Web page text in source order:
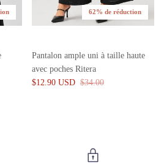
62% de réduction
Pantalon ample uni à taille haute
avec poches Ritera
$12.90 USD $34.00